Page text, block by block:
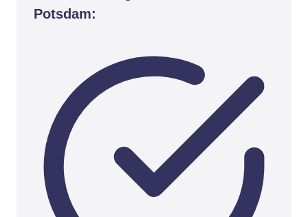
Potsdam: